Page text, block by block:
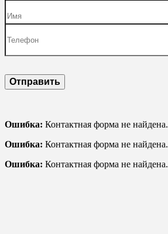
Ошибка: Контактная форма не найдена.
Ошибка: Контактная форма не найдена.
Ошибка: Контактная форма не найдена.